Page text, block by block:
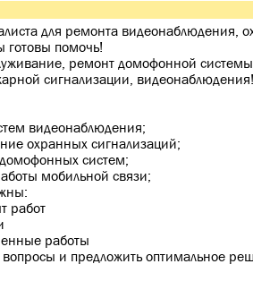
для ремонта видеонаблюдения,
помочь!
ремонт домофонной
сигнализации, видеонаблюдения!
видеонаблюдения;
охранных сигнализаций;
систем;
мобильной связи;
работ
работы
и предложить оптимальное